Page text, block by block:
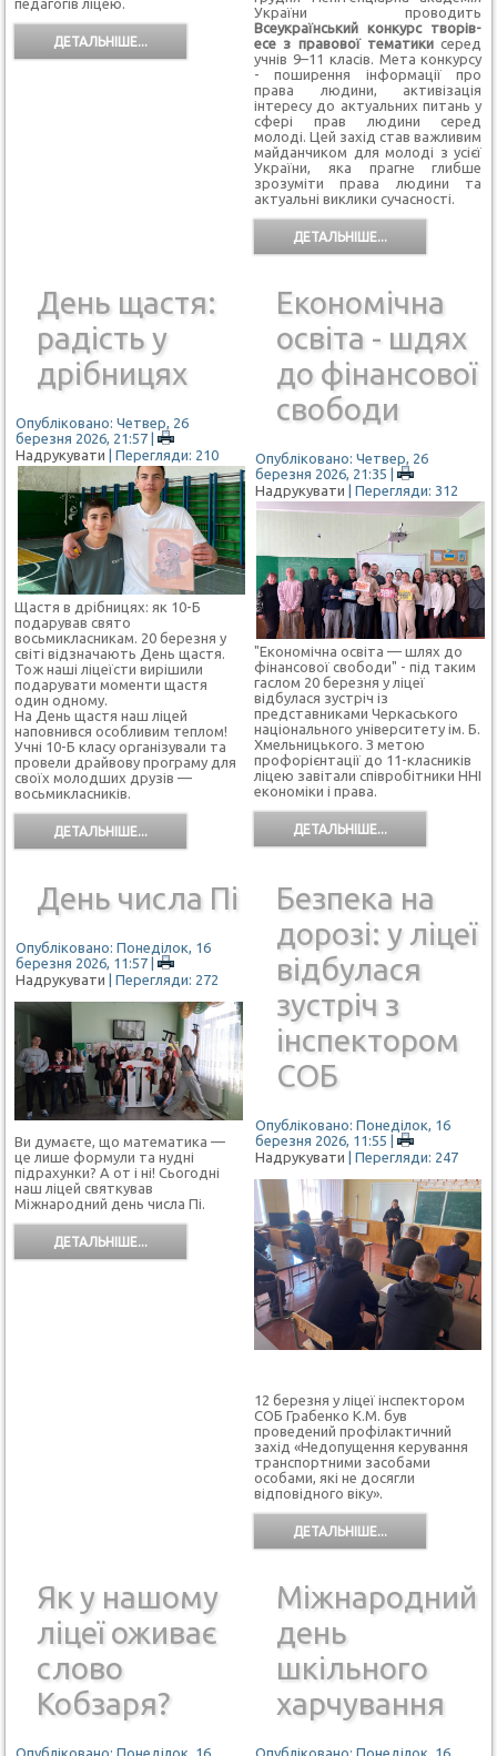
педагогів ліцею.
ДЕТАЛЬНІШЕ...
України проводить
Всеукраїнський конкурс творів-
есе з правової тематики серед
учнів 9–11 класів. Мета конкурсу
- поширення інформації про
права людини, активізація
інтересу до актуальних питань у
сфері прав людини серед
молоді. Цей захід став важливим
майданчиком для молоді з усієї
України, яка прагне глибше
зрозуміти права людини та
актуальні виклики сучасності.
ДЕТАЛЬНІШЕ...
День щастя:
радість у
дрібницях
Опубліковано: Четвер, 26
березня 2026, 21:57 |
Надрукувати | Перегляди: 210
Щастя в дрібницях: як 10-Б
подарував свято
восьмикласникам. 20 березня у
світі відзначають День щастя.
Тож наші ліцеїсти вирішили
подарувати моменти щастя
один одному.
На День щастя наш ліцей
наповнився особливим теплом!
Учні 10-Б класу організували та
провели драйвову програму для
своїх молодших друзів —
восьмикласників.
ДЕТАЛЬНІШЕ...
Економічна
освіта - шдях
до фінансової
свободи
Опубліковано: Четвер, 26
березня 2026, 21:35 |
Надрукувати | Перегляди: 312
"Економічна освіта — шлях до
фінансової свободи" - під таким
гаслом 20 березня у ліцеї
відбулася зустріч із
представниками Черкаського
національного університету ім. Б.
Хмельницького. З метою
профорієнтації до 11-класників
ліцею завітали співробітники ННІ
економіки і права.
ДЕТАЛЬНІШЕ...
День числа Пі
Опубліковано: Понеділок, 16
березня 2026, 11:57 |
Надрукувати | Перегляди: 272
Ви думаєте, що математика —
це лише формули та нудні
підрахунки? А от і ні! Сьогодні
наш ліцей святкував
Міжнародний день числа Пі.
ДЕТАЛЬНІШЕ...
Безпека на
дорозі: у ліцеї
відбулася
зустріч з
інспектором
СОБ
Опубліковано: Понеділок, 16
березня 2026, 11:55 |
Надрукувати | Перегляди: 247
12 березня у ліцеї інспектором
СОБ Грабенко К.М. був
проведений профілактичний
захід «Недопущення керування
транспортними засобами
особами, які не досягли
відповідного віку».
ДЕТАЛЬНІШЕ...
Як у нашому
ліцеї оживає
слово
Кобзаря?
Опубліковано: Понеділок, 16
Міжнародний
день
шкільного
харчування
Опубліковано: Понеділок, 16